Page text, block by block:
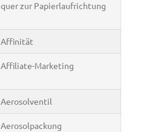
quer zur Papierlaufrichtung
Affinität
Affiliate-Marketing
Aerosolventil
Aerosolpackung